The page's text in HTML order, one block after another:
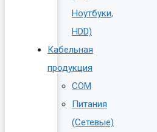
Ноутбуки,
HDD)
Кабельная
продукция
COM
Питания
(Сетевые)